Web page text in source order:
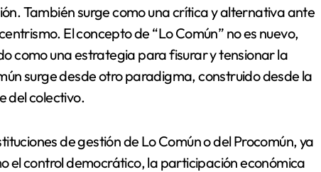
También surge como una crítica y alternativa ante
El concepto de “Lo Común” no es nuevo,
como una estrategia para fisurar y tensionar la
surge desde otro paradigma, construido desde la
del colectivo.
de gestión de Lo Común o del Procomún, ya
el control democrático, la participación económica